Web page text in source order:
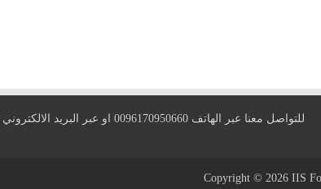
للتواصل معنا عبر الهاتف 0096170950660 او عبر البريد الالكتروني
Copyright © 2026 IIS